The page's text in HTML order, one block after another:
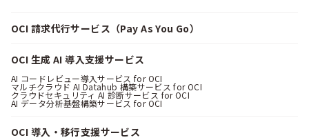
OCI 請求代行サービス（Pay As You Go）
OCI 生成 AI 導入支援サービス
AI コードレビュー導入サービス for OCI
マルチクラウド AI Datahub 構築サービス for OCI
クラウドセキュリティ AI 診断サービス for OCI
AI データ分析基盤構築サービス for OCI
OCI 導入・移行支援サービス